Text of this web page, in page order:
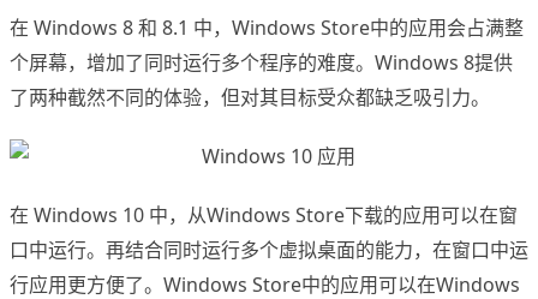
在 Windows 8 和 8.1 中，Windows Store中的应用会占满整
个屏幕，增加了同时运行多个程序的难度。Windows 8提供
了两种截然不同的体验，但对其目标受众都缺乏吸引力。
在 Windows 10 中，从Windows Store下载的应用可以在窗
口中运行。再结合同时运行多个虚拟桌面的能力，在窗口中运
行应用更方便了。Windows Store中的应用可以在Windows